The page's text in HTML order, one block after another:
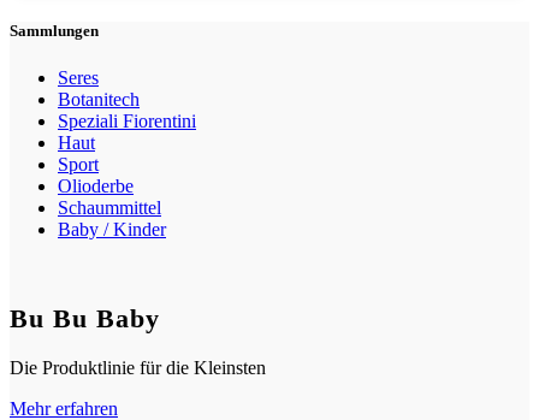
Sammlungen
Seres
Botanitech
Speziali Fiorentini
Haut
Sport
Olioderbe
Schaummittel
Baby / Kinder
Bu Bu Baby
Die Produktlinie für die Kleinsten
Mehr erfahren